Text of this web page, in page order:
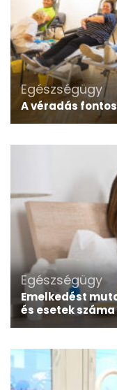
Egészségügy
A véradás
Egészségügy
Emelkedést
és esetek száma